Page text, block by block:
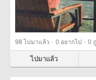
98ไปมาแล้ว · 0 อยากไป · 0
ไปมาแล้ว